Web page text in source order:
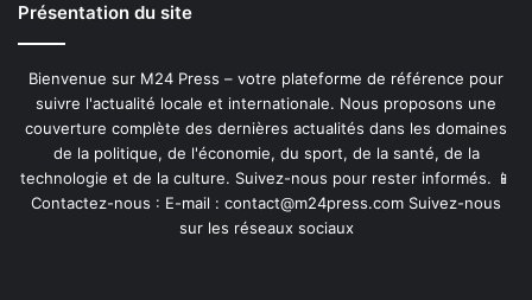
Présentation du site
Bienvenue sur M24 Press – votre plateforme de référence pour
suivre l'actualité locale et internationale. Nous proposons une
couverture complète des dernières actualités dans les domaines
de la politique, de l'économie, du sport, de la santé, de la
technologie et de la culture. Suivez-nous pour rester informés. 📱
Contactez-nous : E-mail : contact@m24press.com Suivez-nous
sur les réseaux sociaux